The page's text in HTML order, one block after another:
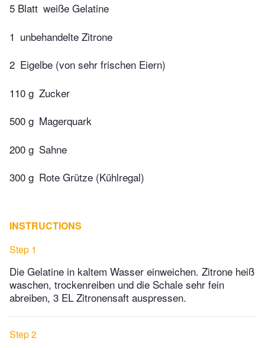
5 Blatt weiße Gelatine
1 unbehandelte Zitrone
2 Eigelbe (von sehr frischen Eiern)
110 g Zucker
500 g Magerquark
200 g Sahne
300 g Rote Grütze (Kühlregal)
INSTRUCTIONS
Step 1
Die Gelatine in kaltem Wasser einweichen. Zitrone heiß
waschen, trockenreiben und die Schale sehr fein
abreiben, 3 EL Zitronensaft auspressen.
Step 2